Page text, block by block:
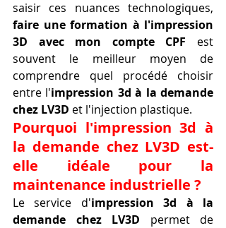
faire une formation à l'impression
3D avec mon compte CPF est
souvent le meilleur moyen de
comprendre quel procédé choisir
entre l'impression 3d à la demande
chez LV3D et l'injection plastique.
Pourquoi l'impression 3d à
la demande chez LV3D est-
elle idéale pour la
maintenance industrielle ?
Le service d'impression 3d à la
demande chez LV3D permet de